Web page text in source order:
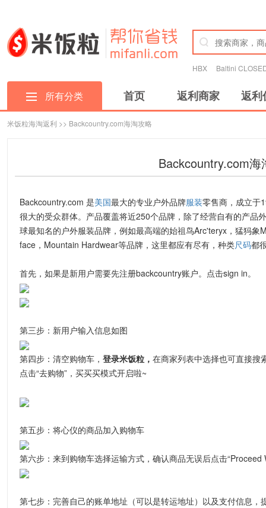
HBX Baltini
所有分类 首页 返利商家 返利
米饭粒海淘返利 >> Backcountry.com海淘攻略
Backcountry.com海
Backcountry.com 是美国最大的专业户外品牌服装零售商，成立于
很大的受众群体。产品覆盖将近250个品牌，除了经营自有的产品
球最知名的户外服装品牌，例如最高端的始祖鸟Arc'teryx， 猛犸象
face，Mountain Hardwear等品牌，这里都应有尽有，种类尺码都
首先，如果是新用户需要先注册backcountry账户。点击sign in。
第三步：新用户输入信息如图
第四步： 清空购物车， 登录米饭粒， 在商家列表中选择也可直接搜
点击“去购物”，买买买模式开启啦~
第五步：将心仪的商品加入购物车
第六步：来到购物车选择运输方式，确认商品无误后点击“Proceed
第七步：完善自己的账单地址（可以是转运地址）以及支付信息，